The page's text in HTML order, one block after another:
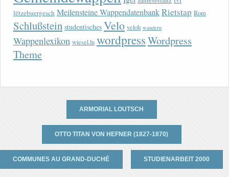
lëtzebuergesch Meilensteine WappendatenbankRietstap Rom
Schlußstein studentisches Velo veloh wandern
Wappenlexikon wiesel.lu wordpressWordpress
Theme
ARMORIAL LOUTSCH
OTTO TITAN VON HEFNER (1827-1870)
COMMUNES AU GRAND-DUCHÉ STUDIENARBEIT 2000